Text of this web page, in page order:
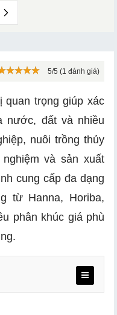
5/5 (1 đánh giá)
quan trọng giúp xác
nước, đất và nhiều
nuôi trồng thủy
và sản xuất
cung cấp đa dạng
từ Hanna, Horiba,
phân khúc giá phù